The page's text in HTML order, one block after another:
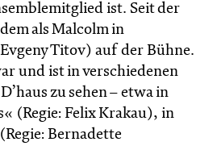
ist. Seit der
als Malcolm in
Titov) auf der Bühne.
und ist in verschiedenen
zu sehen – etwa in
(Regie: Felix Krakau), in
Bernadette